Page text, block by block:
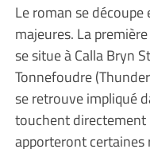
Le roman se
majeures. La
se situe à Calla Bryn
Tonnefoudre
se retrouve impliqué
touchent directement
apporteront certaines